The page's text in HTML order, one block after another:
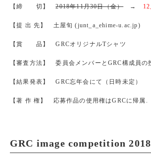
【締 切】2018年11月30日（金）→
【提 出 先】 土屋旬 (junt_a_ehime-u.ac.jp)
【賞 品】 GRCオリジナルTシャツ
【審査方法】 委員会メンバーとGRC構成員
【結果発表】 GRC忘年会にて（日時未定）
【著 作 権】 応募作品の使用権はGRCに帰属.
GRC image competition 2018